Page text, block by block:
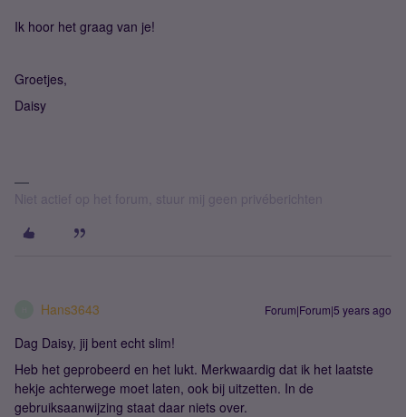
Ik hoor het graag van je!
Groetjes,
Daisy
Niet actief op het forum, stuur mij geen privéberichten
Hans3643 Forum|Forum|5 years ago
Dag Daisy, jij bent echt slim!
Heb het geprobeerd en het lukt. Merkwaardig dat ik het laatste
hekje achterwege moet laten, ook bij uitzetten. In de
gebruiksaanwijzing staat daar niets over.